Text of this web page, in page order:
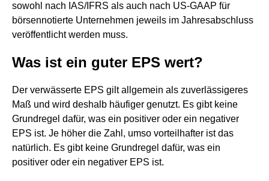
sowohl nach IAS/IFRS als auch nach US-GAAP für
börsennotierte Unternehmen jeweils im Jahresabschluss
veröffentlicht werden muss.
Was ist ein guter EPS wert?
Der verwässerte EPS gilt allgemein als zuverlässigeres
Maß und wird deshalb häufiger genutzt. Es gibt keine
Grundregel dafür, was ein positiver oder ein negativer
EPS ist. Je höher die Zahl, umso vorteilhafter ist das
natürlich. Es gibt keine Grundregel dafür, was ein
positiver oder ein negativer EPS ist.